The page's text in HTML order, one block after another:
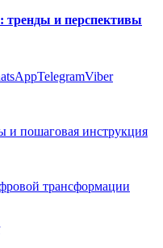
тренды и перспективы
TelegramViber
и пошаговая инструкция
трансформации